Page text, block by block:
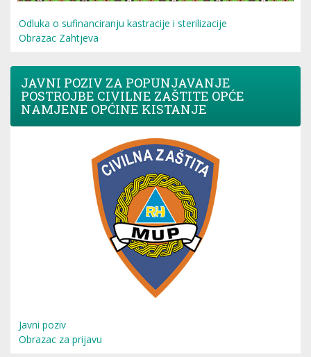
Odluka o sufinanciranju kastracije i sterilizacije
Obrazac Zahtjeva
JAVNI POZIV ZA POPUNJAVANJE
POSTROJBE CIVILNE ZAŠTITE OPĆE
NAMJENE OPĆINE KISTANJE
Javni poziv
Obrazac za prijavu